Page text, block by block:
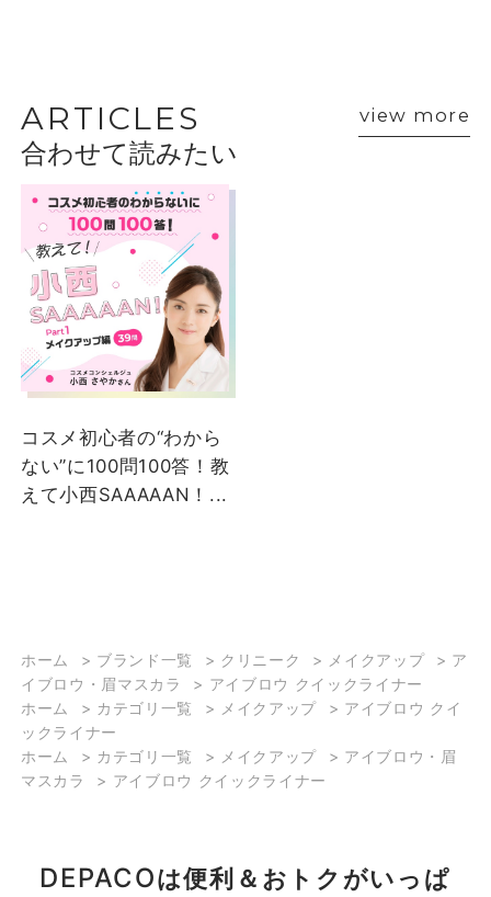
VOICE
ショップスタッフ・ブランド担当者のおすす
めをご紹介
クリニーク
Jun
大丸下関店
コスメ💖】 皆さんこん
にちは♪ ご覧頂きありが
とうございます😊大丸下
関店のJUNです。 本日
は、『MYベストメイク
［使用アイテム］ 第１位
りバッチリメイク】 こん
にちは✨ ご覧下さり有難
うございます❣️ 本日は
下半期MY BEST LOOKを
ご紹介🎶 まずはポイン
ドウはシンプルにブラウ
ARTICLES view more
合わせて読みたい
コスメ初心者の“わから
ない”に100問100答！教
えて小西SAAAAAN！...
ホーム > ブランド一覧 > クリニーク > メイクアップ > ア
イブロウ・眉マスカラ
> アイブロウ クイックライナー
ホーム
> カテゴリ一覧 > メイクアップ > アイブロウ クイ
ックライナー
ホーム
> カテゴリ一覧 > メイクアップ > アイブロウ・眉
マスカラ
> アイブロウ クイックライナー
DEPACOは便利＆おトクがいっぱ